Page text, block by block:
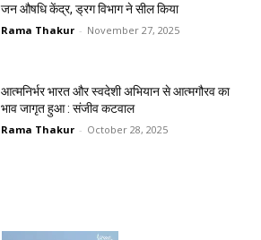
जन औषधि केंद्र, ड्रग विभाग ने सील किया
Rama Thakur - November 27, 2025
आत्मनिर्भर भारत और स्वदेशी अभियान से आत्मगौरव का
भाव जागृत हुआ : संजीव कटवाल
Rama Thakur - October 28, 2025